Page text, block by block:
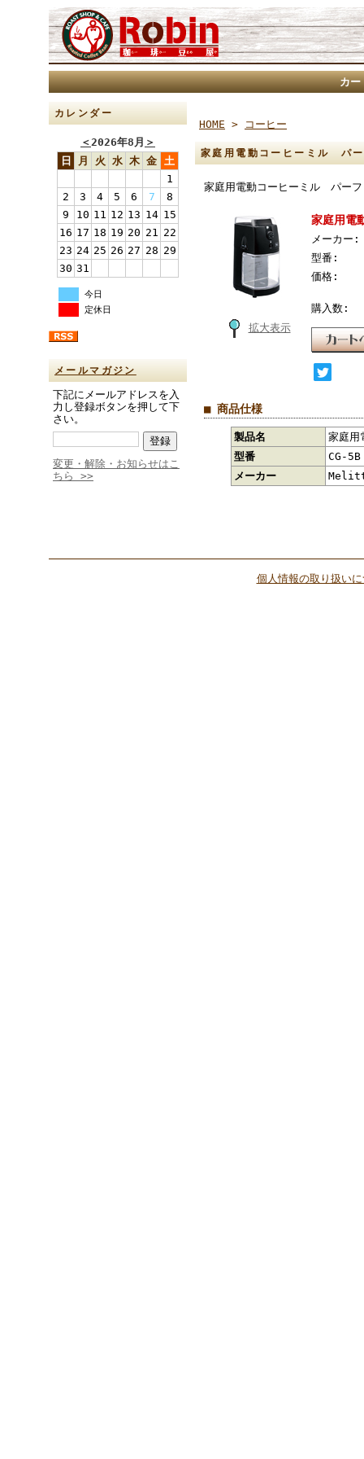
カー
カレンダー
＜2026年8月 ＞
日
月 火 水 木 金 土
1
2
3 4 5 6 7
8
9
10 11 12 13 14 15
16 17 18 19 20 21 22
23 24 25 26 27 28 29
30 31
今日
定休日
メールマガジン
下記にメールアドレスを入
力し登録ボタンを押して下
さい。
変更・解除・お知らせはこ
ちら >>
HOME > コーヒー
家庭用電動コーヒーミル
家庭用電動コーヒーミル パ
拡大表示
家庭用
メーカー:
型番:
価格:
購入数:
■ 商品仕様
製品名
家庭用
型番
CG-5B
メーカー
個人情報の取り扱い